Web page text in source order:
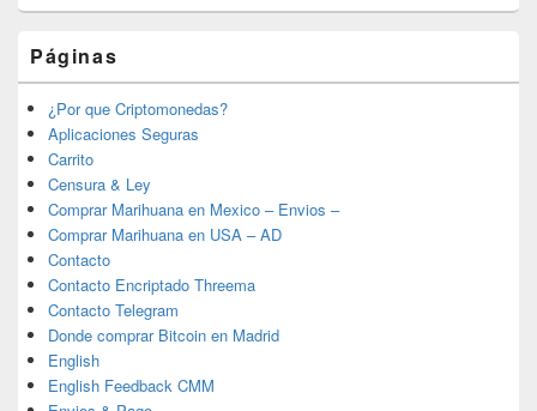
Páginas
¿Por que Criptomonedas?
Aplicaciones Seguras
Carrito
Censura & Ley
Comprar Marihuana en Mexico – Envios –
Comprar Marihuana en USA – AD
Contacto
Contacto Encriptado Threema
Contacto Telegram
Donde comprar Bitcoin en Madrid
English
English Feedback CMM